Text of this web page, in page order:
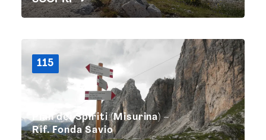
115
Pian dei Spiriti (Misurina) –
Rif. Fonda Savio